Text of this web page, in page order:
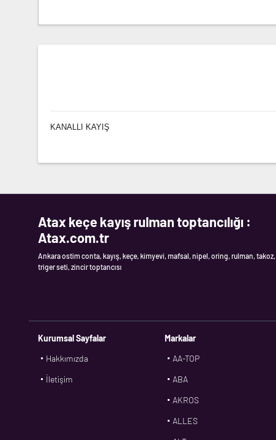
KANALLI KAYIŞ
Atax keçe kayış rulman toptancılığı :
Atax.com.tr
Ankara ostim conta, kayış, keçe, kimyevi, mafsal, nipel, oring, rulman, takoz,
triger seti, zincir toptancısı
Kurumsal Sayfalar
Hakkımızda
İletişim
Markalar
AA-TOP
ABA
AKROS
ALLES